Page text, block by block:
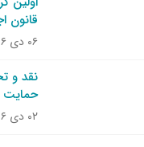
قانون
۰۶ دی ۱۳۹۶
نقد و
حمایت
۰۲ دی ۱۳۹۶